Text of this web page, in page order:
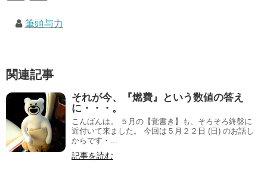
筆頭与力
関連記事
それが今、『燃費』という数値の答え
に・・・。
こんばんは。 ５月の【覚書き】も、そろそろ終盤に
近付いて来ました。 今回は５月２２日 (日) のお話し
からです・...
記事を読む